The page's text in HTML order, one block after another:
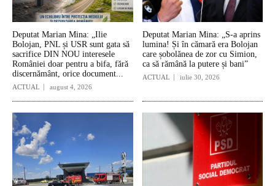
Deputat Marian Mina: „Ilie
Bolojan, PNL și USR sunt gata să
sacrifice DIN NOU interesele
României doar pentru a bifa, fără
discernământ, orice document...
ACTUAL august 4, 2026
Deputat Marian Mina: „S-a aprins
lumina! Și în cămară era Bolojan
care șobolănea de zor cu Simion,
ca să rămână la putere și bani”
ACTUAL iulie 30, 2026